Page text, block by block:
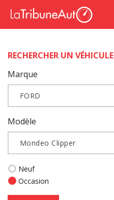
RECHERCHER UN VÉHICULE
Marque
FORD
Modèle
Mondeo Clipper
Neuf
Occasion